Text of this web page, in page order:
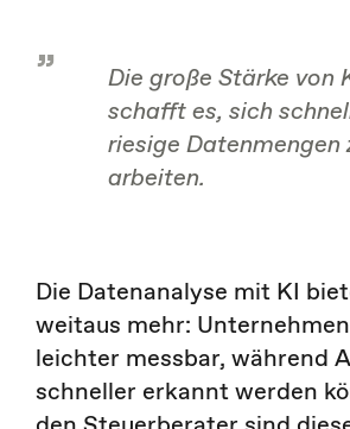
Die große Stärke von
schafft es, sich
riesige Datenmengen
arbeiten.
Die Datenanalyse mit KI
weitaus mehr:
leichter messbar, während
schneller erkannt werden